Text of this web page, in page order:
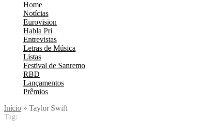
Home
Notícias
Eurovision
Habla Pri
Entrevistas
Letras de Música
Listas
Festival de Sanremo
RBD
Lançamentos
Prêmios
Início » Taylor Swift
Tag: